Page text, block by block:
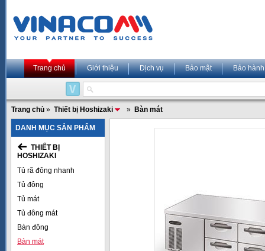
Trang chủ Giới thiệu Dịch vụ Bảo mật Bảo hành
Trang chủ » Thiết bị Hoshizaki » Bàn mát
DANH MỤC SẢN PHẨM
THIẾT BỊ
HOSHIZAKI
Tủ rã đông nhanh
Tủ đông
Tủ mát
Tủ đông mát
Bàn đông
Bàn mát